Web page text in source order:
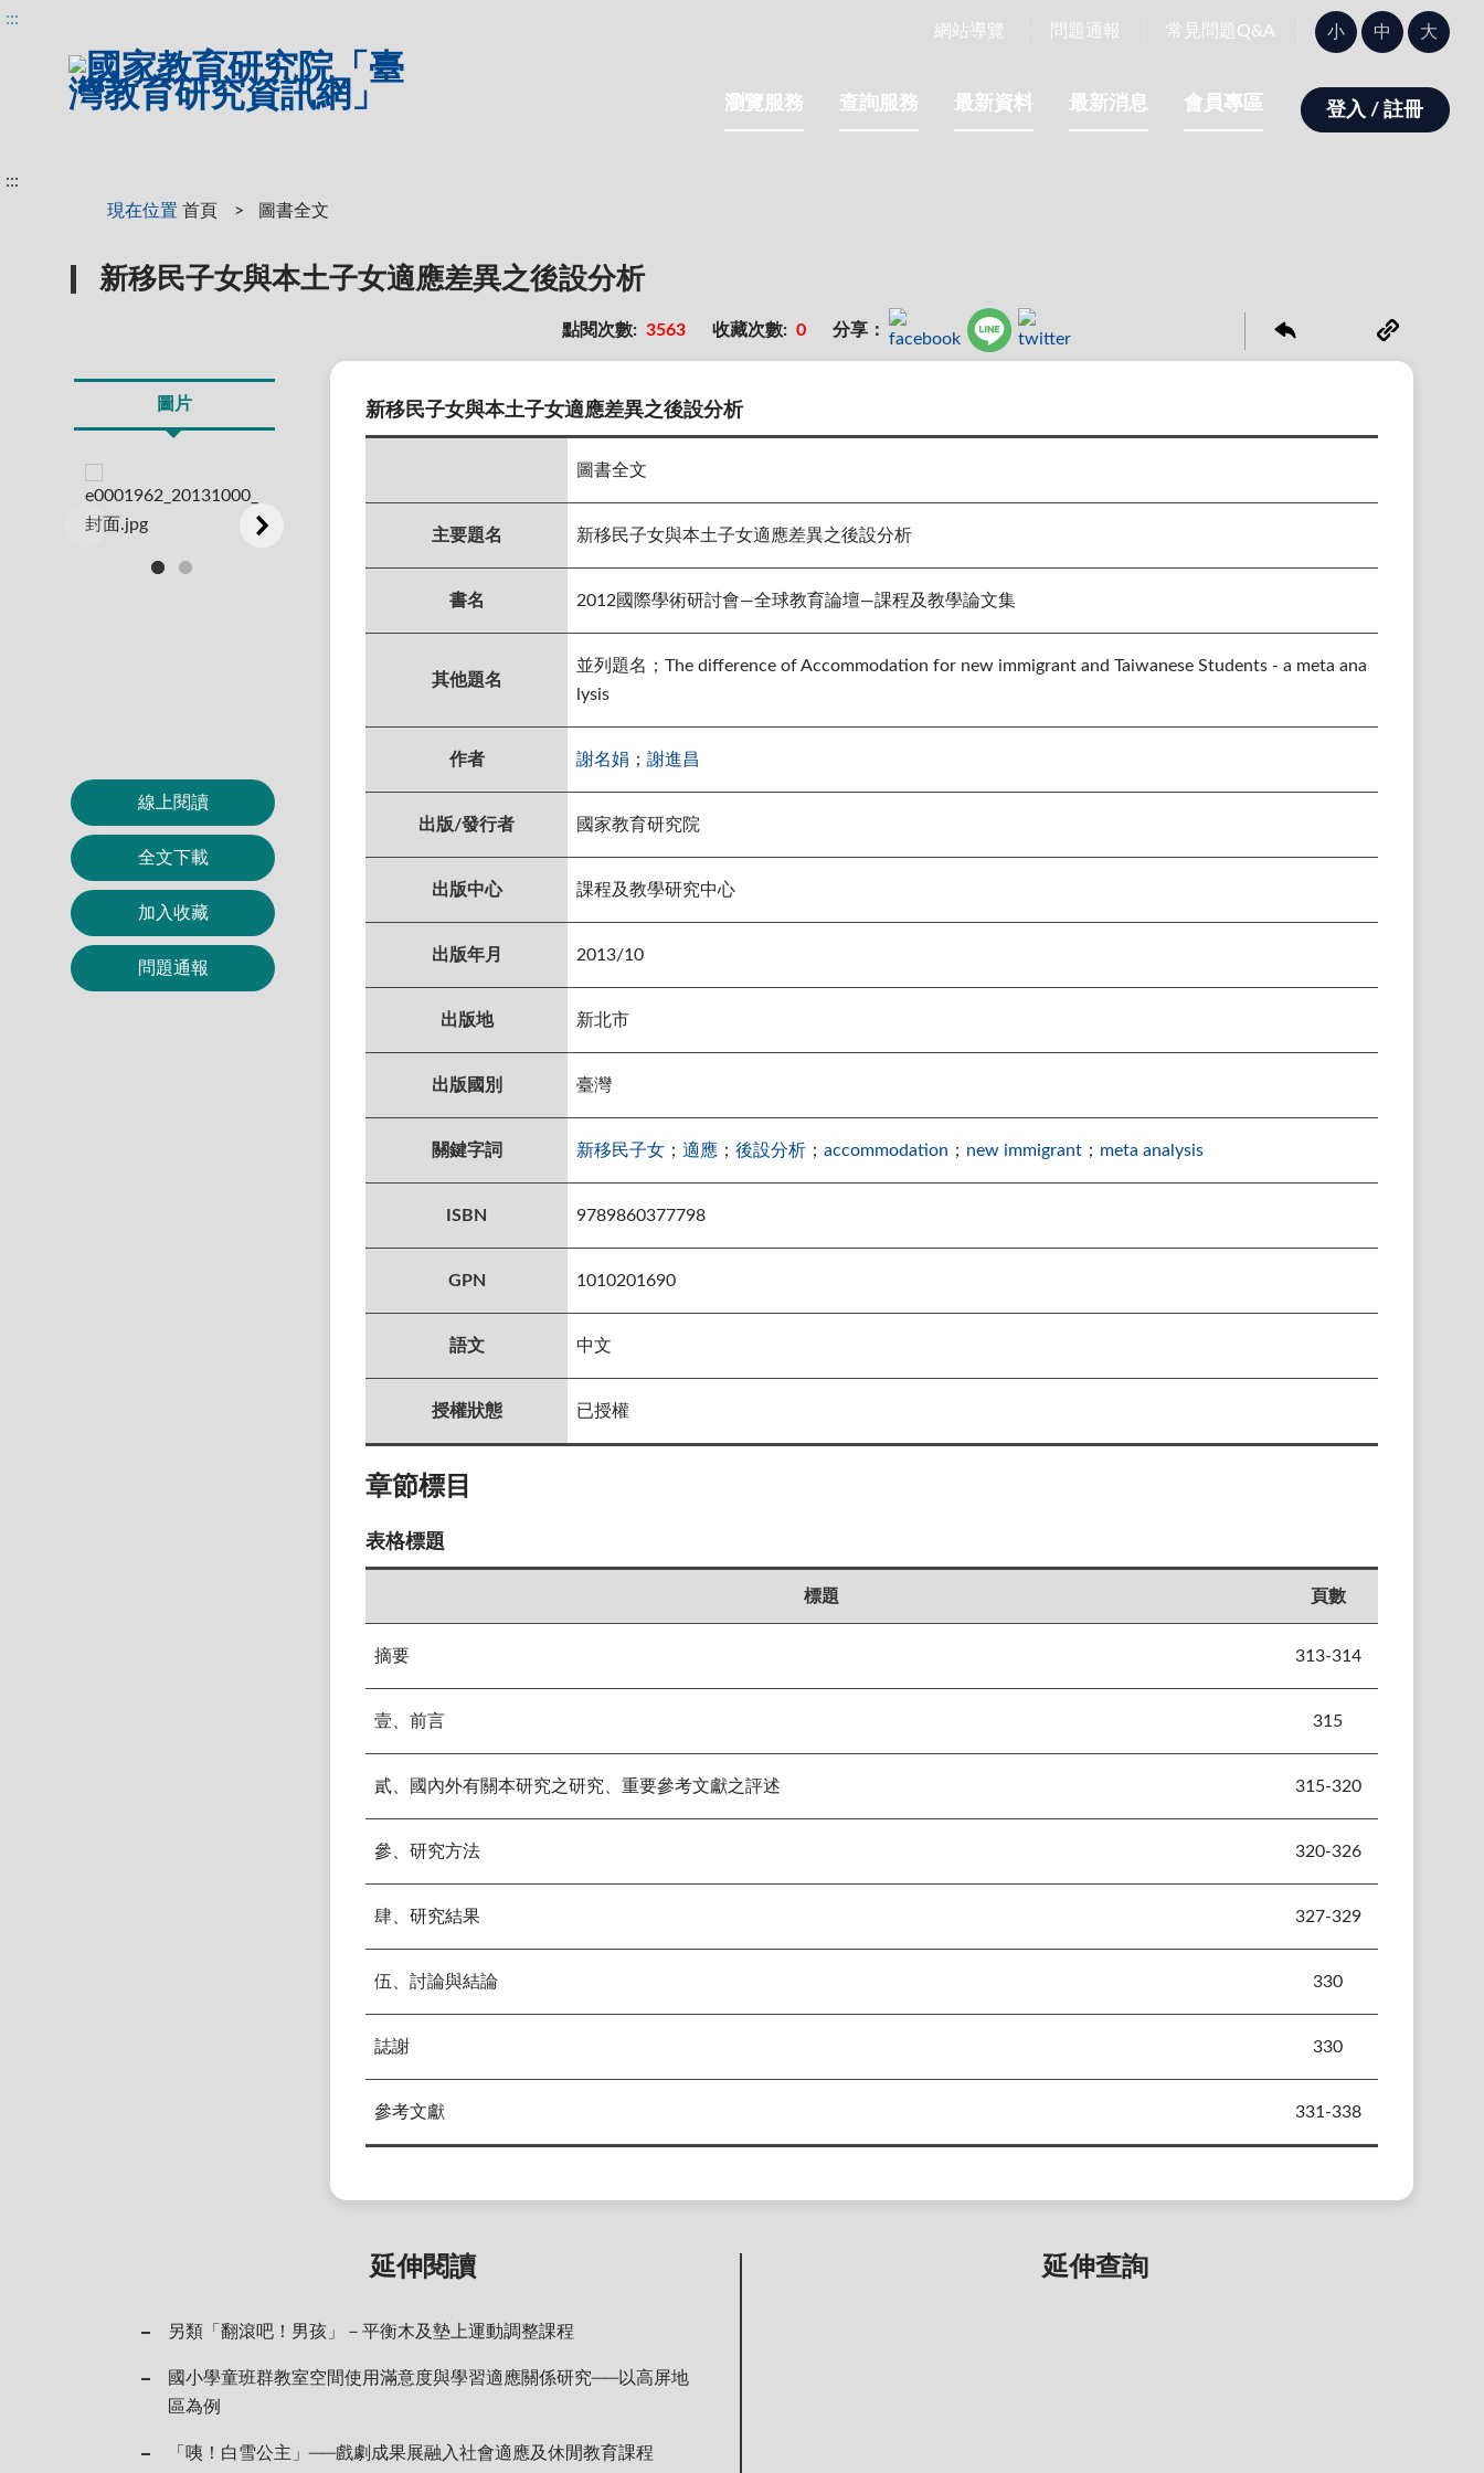
:::
網站導覽 問題通報 常見問題Q&A
字
型
小：
小 中 大
瀏覽服務 查詢服務 最新資料 最新消息 會員專區 登入 / 註冊
:::
現在位置 首頁 圖書全文
新移民子女與本土子女適應差異之後設分析
點閱次數: 3563 收藏次數: 0 分享：
圖片
線上閱讀
全文下載
加入收藏
問題通報
新移民子女與本土子女適應差異之後設分析
圖書全文
主要題名 新移民子女與本土子女適應差異之後設分析
書名 2012國際學術研討會—全球教育論壇—課程及教學論文集
其他題名
並列題名；The difference of Accommodation for new immigrant and Taiwanese Students - a meta ana
lysis
作者 謝名娟 ； 謝進昌
出版/發行者 國家教育研究院
出版中心 課程及教學研究中心
出版年月 2013/10
出版地 新北市
出版國別 臺灣
關鍵字詞 新移民子女 ； 適應 ； 後設分析 ； accommodation ； new immigrant ； meta analysis
ISBN 9789860377798
GPN 1010201690
語文 中文
授權狀態 已授權
章節標目
表格標題
標題 頁數
摘要 313-314
壹、前言 315
貳、國內外有關本研究之研究、重要參考文獻之評述 315-320
參、研究方法 320-326
肆、研究結果 327-329
伍、討論與結論 330
誌謝 330
參考文獻 331-338
延伸閱讀
另類「翻滾吧！男孩」－平衡木及墊上運動調整課程
國小學童班群教室空間使用滿意度與學習適應關係研究──以高屏地
區為例
「咦！白雪公主」──戲劇成果展融入社會適應及休閒教育課程
延伸查詢
:::